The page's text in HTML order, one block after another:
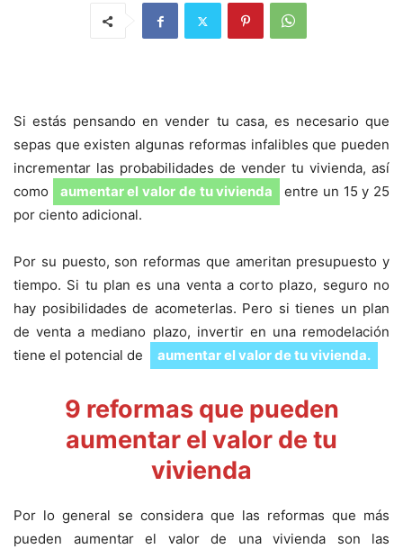
Si estás pensando en vender tu casa, es necesario que
sepas que existen algunas reformas infalibles que pueden
incrementar las probabilidades de vender tu vivienda, así
como
aumentar el valor de tu vivienda
entre un 15 y 25
por ciento adicional.
Por su puesto, son reformas que ameritan presupuesto y
tiempo. Si tu plan es una venta a corto plazo, seguro no
hay posibilidades de acometerlas. Pero si tienes un plan
de venta a mediano plazo, invertir en una remodelación
tiene el potencial de
aumentar el valor de tu vivienda.
9 reformas que pueden
aumentar el valor de tu
vivienda
Por lo general se considera que las reformas que más
pueden aumentar el valor de una vivienda son las